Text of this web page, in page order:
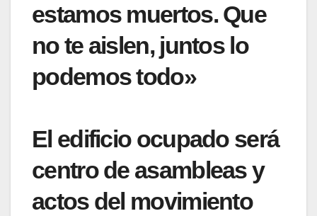
estamos muertos. Que
no te aislen, juntos lo
podemos todo»
El edificio ocupado será
centro de asambleas y
actos del movimiento